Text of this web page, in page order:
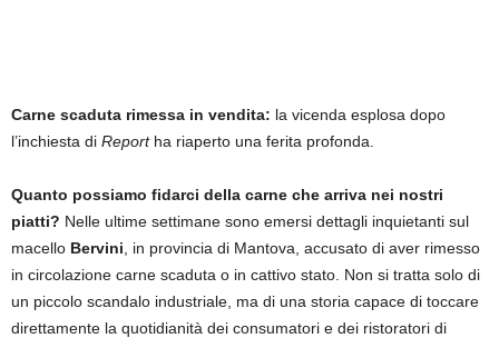
Carne scaduta rimessa in vendita: la vicenda esplosa dopo
l’inchiesta di Reportha riaperto una ferita profonda.
Quanto possiamo fidarci della carne che arriva nei nostri
piatti? Nelle ultime settimane sono emersi dettagli inquietanti sul
macello Bervini , in provincia di Mantova, accusato di aver rimesso
in circolazione carne scaduta o in cattivo stato. Non si tratta solo di
un piccolo scandalo industriale, ma di una storia capace di toccare
direttamente la quotidianità dei consumatori e dei ristoratori di